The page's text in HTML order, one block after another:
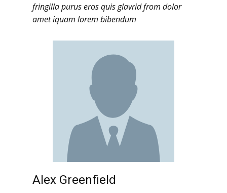
fringilla purus eros quis glavrid from dolor
amet iquam lorem bibendum
Alex Greenfield